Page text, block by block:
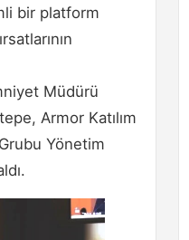
bir platform
Müdürü
Armor Katılım
Yönetim